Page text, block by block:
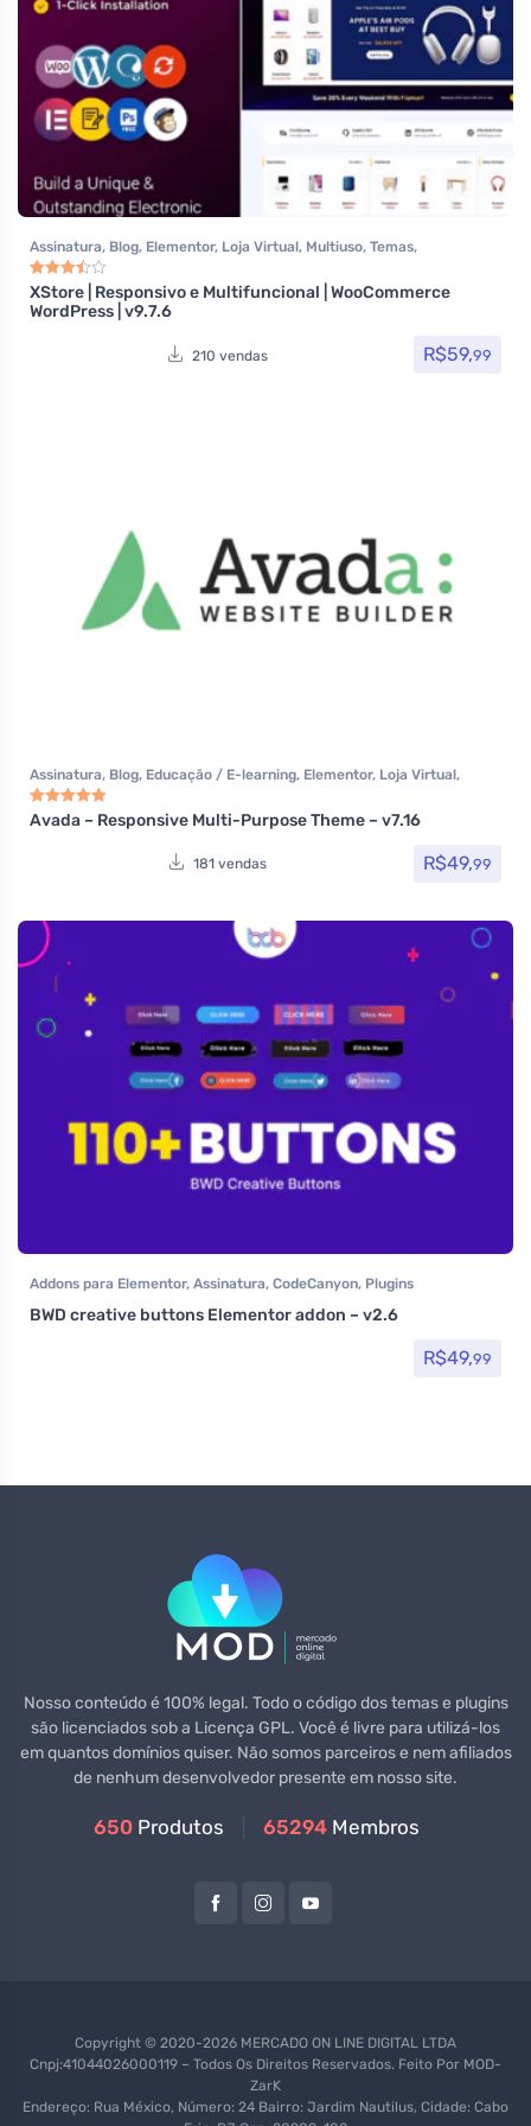
Assinatura, Blog, Elementor, Loja Virtual, Multiuso, Temas,
Themeforest
Avaliação3.50 de 5
XStore | Responsivo e Multifuncional | WooCommerce
WordPress | v9.7.6
210 vendas R$59,99
Assinatura, Blog, Educação / E-learning, Elementor, Loja Virtual,
MarketPlace
Todos os itens, Woocommerce
de 5
Avada – Responsive Multi-Purpose Theme – v7.16
181 vendas R$49,99
Addons para Elementor, Assinatura, CodeCanyon, Plugins
BWD creative buttons Elementor addon – v2.6
R$49,99
Nosso conteúdo é 100% legal. Todo o código dos temas e plugins
são licenciados sob a Licença GPL. Você é livre para utilizá-los
em quantos domínios quiser. Não somos parceiros e nem afiliados
de nenhum desenvolvedor presente em nosso site.
650 Produtos 65294 Membros
Copyright © 2020-2026 MERCADO ON LINE DIGITAL LTDA
Cnpj:41044026000119 – Todos Os Direitos Reservados. Feito Por MOD-
ZarK
Endereço: Rua México, Número: 24 Bairro: Jardim Nautilus, Cidade: Cabo